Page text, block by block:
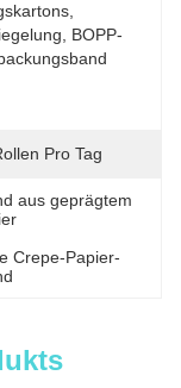
BOPP-
Pro Tag
aus geprägtem
Crepe-Papier-